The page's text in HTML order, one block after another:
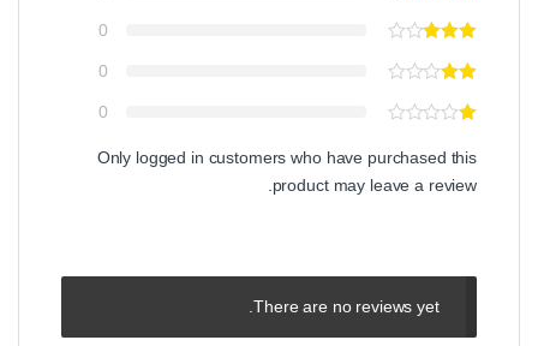
0
0
0
Only logged in customers who have purchased this
product may leave a review.
There are no reviews yet.